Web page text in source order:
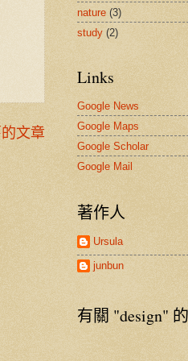
文章
nature (3)
study (2)
Links
Google News
Google Maps
Google Scholar
Google Mail
著作人
Ursula
junbun
有關 "design"